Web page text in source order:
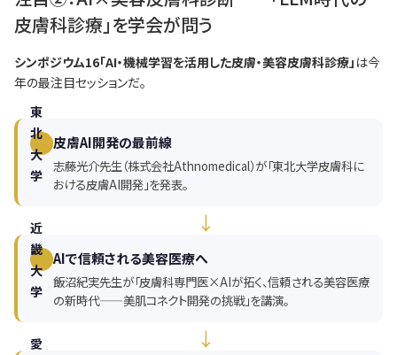
皮膚科診療」を学会が問う
シンポジウム16「AI・機械学習を活用した皮膚・美容皮膚科診療」 は今
年の最注目セッションだ。
東
北
大
学
皮膚AI開発の最前線
志藤光介先生（株式会社Athnomedical）が「東北大学皮膚科に
おける皮膚AI開発」を発表。
↓
近
畿
大
学
AIで信頼される美容医療へ
飯沼紀実先生が「皮膚科専門医×AIが拓く、信頼される美容医療
の新時代——美肌コネクト開発の挑戦」を講演。
↓
愛